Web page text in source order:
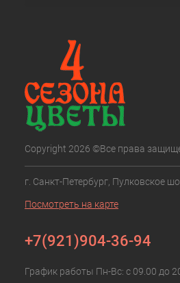
Copyright 2026 ©Все права
г. Санкт-Петербург, Пулковское
Посмотреть на карте
+7(921)904-36-94
График работы Пн-Вс: с 09.00 до